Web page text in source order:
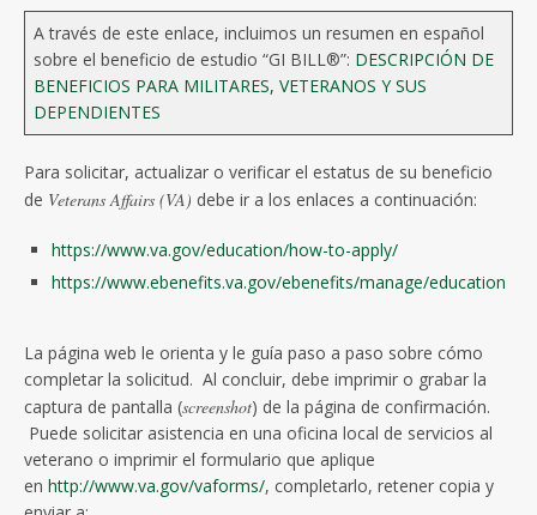
A través de este enlace, incluimos un resumen en español
sobre el beneficio de estudio “GI BILL®”: DESCRIPCIÓN DE
BENEFICIOS PARA MILITARES, VETERANOS Y SUS
DEPENDIENTES
Para solicitar, actualizar o verificar el estatus de su beneficio
de Veterans Affairs (VA) debe ir a los enlaces a continuación:
https://www.va.gov/education/how-to-apply/
https://www.ebenefits.va.gov/ebenefits/manage/education
La página web le orienta y le guía paso a paso sobre cómo
completar la solicitud. Al concluir, debe imprimir o grabar la
captura de pantalla (screenshot) de la página de confirmación.
Puede solicitar asistencia en una oficina local de servicios al
veterano o imprimir el formulario que aplique
en http://www.va.gov/vaforms/, completarlo, retener copia y